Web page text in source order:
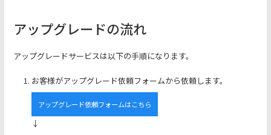
アップグレードの流れ
アップグレードサービスは以下の手順になります。
お客様がアップグレード依頼フォームから依頼します。
アップグレード依頼フォームはこちら
↓